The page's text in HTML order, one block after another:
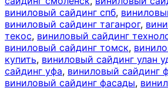
виниловый сайдинг спб,
виниловый сайдинг таганрог,
текос, виниловый сайдинг
виниловый сайдинг томск,
купить, виниловый сайдинг улан
сайдинг уфа, виниловый сайдинг
виниловый сайдинг фасады,